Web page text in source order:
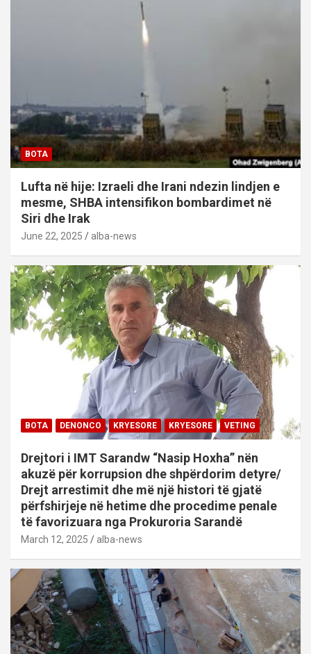
BOTA
Lufta në hije: Izraeli dhe Irani ndezin lindjen e
mesme, SHBA intensifikon bombardimet në
Siri dhe Irak
June 22, 2025 alba-news
BOTA DENONCO KRYESORE KRYESORE VETING
Drejtori i IMT Sarandw “Nasip Hoxha” nën
akuzë për korrupsion dhe shpërdorim detyre/
Drejt arrestimit dhe më një histori të gjatë
përfshirjeje në hetime dhe procedime penale
të favorizuara nga Prokuroria Sarandë
March 12, 2025 alba-news